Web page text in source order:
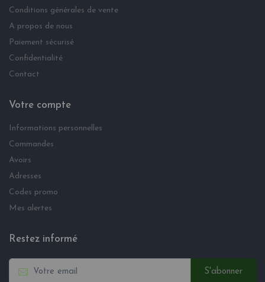
Conditions générales de vente
A propos de nous
Paiement sécurisé
Confidentialité
Contact
Votre compte
Informations personnelles
Commandes
Avoirs
Adresses
Codes promo
Mes alertes
Restez informé
S'abonner